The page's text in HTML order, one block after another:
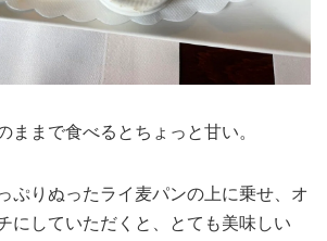
ままで食べるとちょっと甘い。
ぷりぬったライ麦パンの上に乗せ、オ
にしていただくと、とても美味しい